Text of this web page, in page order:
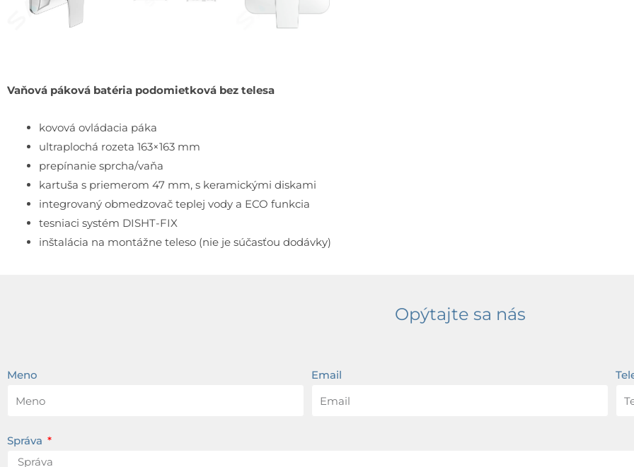
Vaňová páková batéria podomietková bez telesa
kovová ovládacia páka
ultraplochá rozeta 163×163 mm
prepínanie sprcha/vaňa
kartuša s priemerom 47 mm, s keramickými diskami
integrovaný obmedzovač teplej vody a ECO funkcia
tesniaci systém DISHT-FIX
inštalácia na montážne teleso (nie je súčasťou dodávky)
Opýtajte sa nás
Meno Email
Správa